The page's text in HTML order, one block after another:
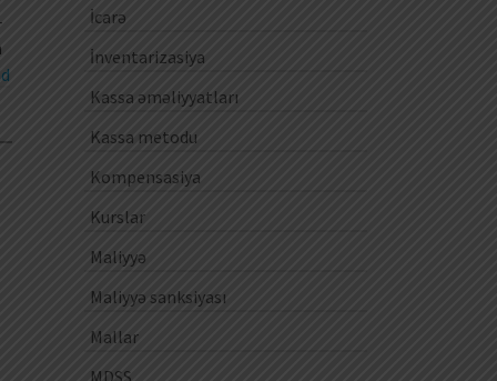
İcarə
İnventarizasiya
Kassa əməliyyatları
Kassa metodu
Kompensasiya
Kurslar
Maliyyə
Maliyyə sanksiyası
Mallar
MDSS